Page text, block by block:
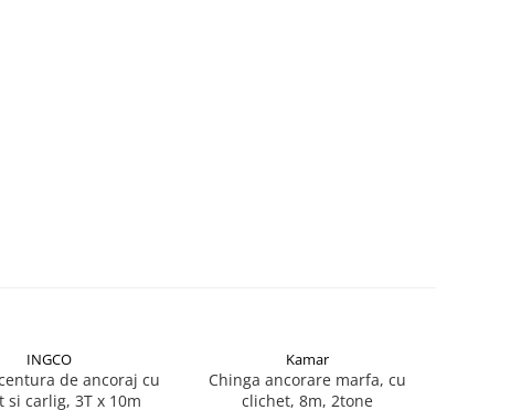
INGCO
de ancoraj cu
si carlig, 3T x 10m
Kamar
Chinga ancorare marfa, cu
clichet, 8m, 2tone